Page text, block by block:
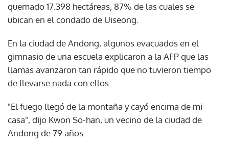
quemado 17.398 hectáreas, 87% de las cuales se
ubican en el condado de Uiseong.
En la ciudad de Andong, algunos evacuados en el
gimnasio de una escuela explicaron a la AFP que las
llamas avanzaron tan rápido que no tuvieron tiempo
de llevarse nada con ellos.
"El fuego llegó de la montaña y cayó encima de mi
casa", dijo Kwon So-han, un vecino de la ciudad de
Andong de 79 años.